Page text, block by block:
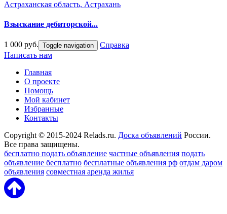
Астраханская область, Астрахань
Взыскание дебиторской...
1 000 руб. Toggle navigation
Справка
Написать нам
Главная
О проекте
Помощь
Мой кабинет
Избранные
Контакты
Copyright © 2015-2024 Relads.ru. Доска объявлений России.
Все права защищены.
бесплатно подать объявление частные объявления подать
объявление бесплатно бесплатные объявления рф отдам даром
объявления совместная аренда жилья